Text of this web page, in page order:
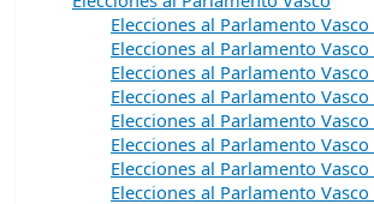
Elecciones al Parlamento Vasco
Elecciones al Parlamento Vasco
Elecciones al Parlamento Vasco
Elecciones al Parlamento Vasco
Elecciones al Parlamento Vasco
Elecciones al Parlamento Vasco
Elecciones al Parlamento Vasco
Elecciones al Parlamento Vasco